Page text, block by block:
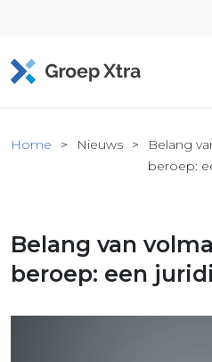
Xtra
Home Nieuws
Belang
beroep:
Belang van
beroep: een